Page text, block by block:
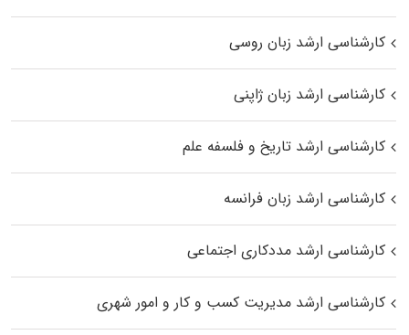
کارشناسی ارشد زبان روسی
کارشناسی ارشد زبان ژاپنی
کارشناسی ارشد تاریخ و فلسفه علم
کارشناسی ارشد زبان فرانسه
کارشناسی ارشد مددکاری اجتماعی
کارشناسی ارشد مدیریت کسب و کار و امور شهری